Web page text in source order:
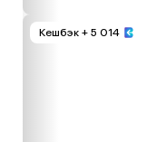
Кешбэк + 5 014